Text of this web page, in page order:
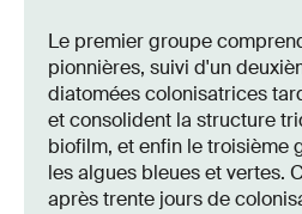
Le premier groupe
pionnières, suivi d'un
diatomées colonisatrices
et consolident la structure
biofilm, et enfin le troisième
les algues bleues et vertes.
après trente jours de